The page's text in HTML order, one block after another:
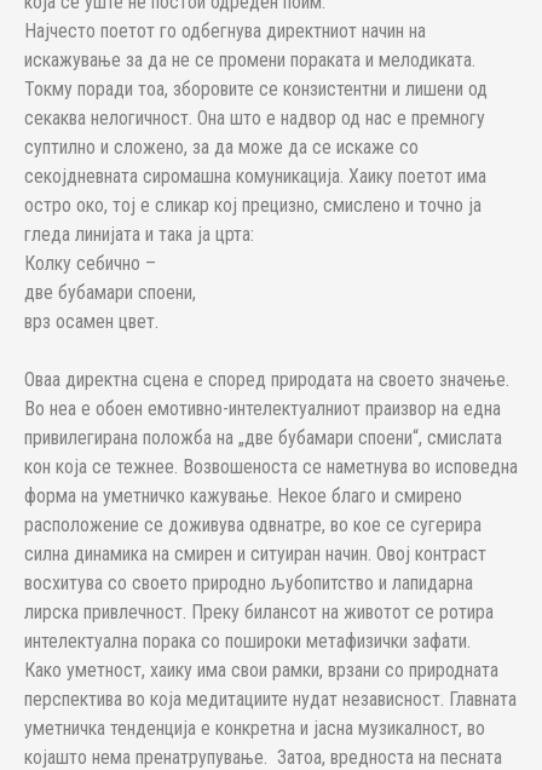
Најчесто поетот го одбегнува директниот начин на
искажување за да не се промени пораката и мелодиката.
Токму поради тоа, зборовите се конзистентни и лишени од
секаква нелогичност. Она што е надвор од нас е премногу
суптилно и сложено, за да може да се искаже со
секојдневната сиромашна комуникација. Хаику поетот има
остро око, тој е сликар кој прецизно, смислено и точно ја
гледа линијата и така ја црта:
Колку себично –
две бубамари споени,
врз осамен цвет.
Оваа директна сцена е според природата на своето значење.
Во неа е обоен емотивно-интелектуалниот праизвор на една
привилегирана положба на „две бубамари споени“, смислата
кон која се тежнее. Возвошеноста се наметнува во исповедна
форма на уметничко кажување. Некое благо и смирено
расположение се доживува одвнатре, во кое се сугерира
силна динамика на смирен и ситуиран начин. Овој контраст
восхитува со своето природно љубопитство и лапидарна
лирска привлечност. Преку билансот на животот се ротира
интелектуална порака со пошироки метафизички зафати.
Како уметност, хаику има свои рамки, врзани со природната
перспектива во која медитациите нудат независност. Главната
уметничка тенденција е конкретна и јасна музикалност, во
којашто нема пренатрупување. Затоа, вредноста на песната